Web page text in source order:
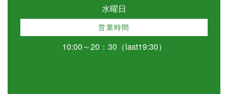
水曜日
営業時間
10:00～20：30（last19:30）